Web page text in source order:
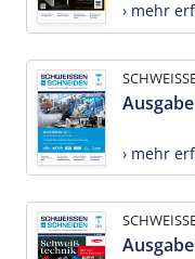
› mehr
› mehr